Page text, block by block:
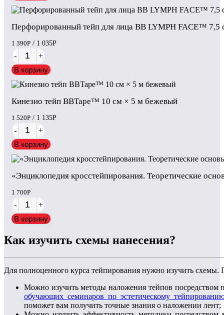
Перфорированный тейп для лица BB LYMPH FACE™
1 390Р / 1 035Р
-
+
В корзину
Кинезио тейп BBTape™ 10 см × 5 м бежевый
1 520Р / 1 135Р
-
+
В корзину
«Энциклопедия кросстейпирования. Теоретические
1 700Р
-
+
В корзину
Как изучить схемы нанесения?
Для полноценного курса тейпирования нужно изучить схемы.
Можно изучить методы наложения тейпов посредством
обучающих семинаров по эстетическому
поможет вам получить точные знания о наложении лент;